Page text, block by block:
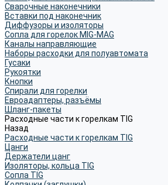
Сварочные наконечники
Вставки под наконечник
Диффузоры и изоляторы
Сопла для горелок MIG-MAG
Каналы направляющие
Наборы расходки для полуавтомата
Гусаки
Рукоятки
Кнопки
Спирали для горелки
Евроадаптеры, разъёмы
Шланг-пакеты
Расходные части к горелкам TIG
Назад
Расходные части к горелкам TIG
Цанги
Держатели цанг
Изоляторы, кольца TIG
Сопла TIG